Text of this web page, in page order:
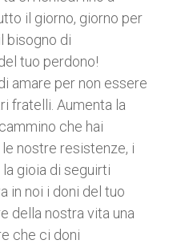
il giorno, giorno per
bisogno di
tuo perdono!
amare per non essere
fratelli. Aumenta la
che hai
nostre resistenze, i
gioia di seguirti
in noi i doni del tuo
della nostra vita una
che ci doni